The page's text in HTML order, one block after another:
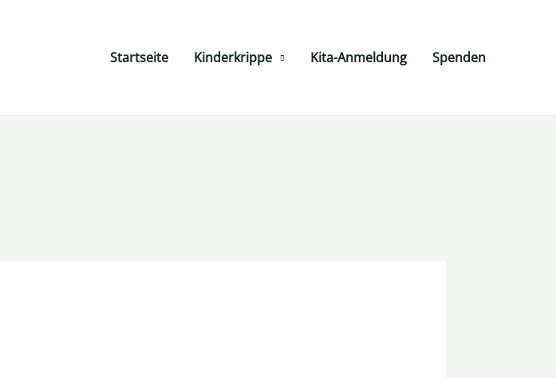
Startseite Kinderkrippe Kita-Anmeldung Spenden